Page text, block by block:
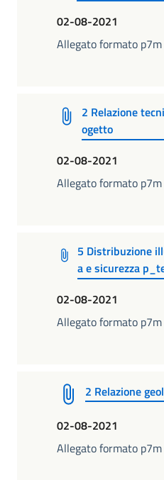
02-08-2021
Allegato formato p7m
2 Relazione
ogetto
02-08-2021
Allegato formato p7m
5 Distribuzione
a e sicurezza
02-08-2021
Allegato formato p7m
2 Relazione
02-08-2021
Allegato formato p7m